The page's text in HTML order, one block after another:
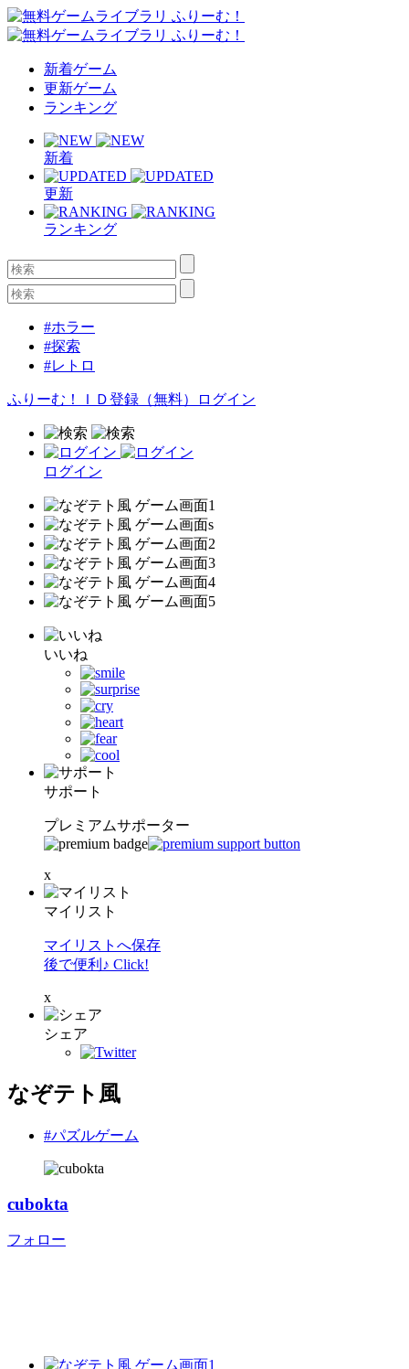
新着ゲーム
更新ゲーム
ランキング
新着
更新
ランキング
#ホラー
#探索
#レトロ
ふりーむ！ＩＤ登録（無料） ログイン
ログイン
いいね
サポート
プレミアムサポーター
x
マイリスト
マイリストへ保存
後で便利♪ Click!
x
シェア
なぞテト風
#パズルゲーム
cubokta
フォロー